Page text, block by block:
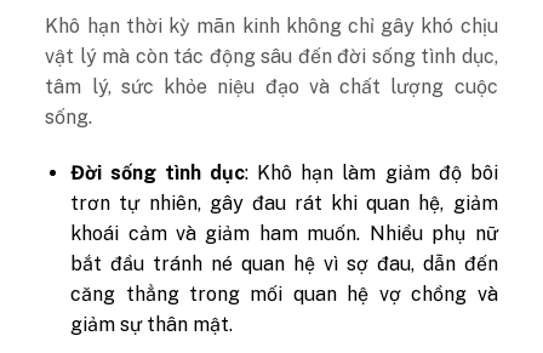
Khô hạn thời kỳ mãn kinh không chỉ gây khó chịu
vật lý mà còn tác động sâu đến đời sống tình dục,
tâm lý, sức khỏe niệu đạo và chất lượng cuộc
sống.
Đời sống tình dục: Khô hạn làm giảm độ bôi
trơn tự nhiên, gây đau rát khi quan hệ, giảm
khoái cảm và giảm ham muốn. Nhiều phụ nữ
bắt đầu tránh né quan hệ vì sợ đau, dẫn đến
căng thẳng trong mối quan hệ vợ chồng và
giảm sự thân mật.